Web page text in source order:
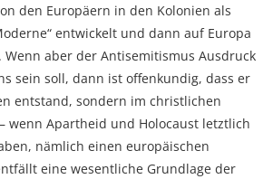
den Europäern in den Kolonien als
entwickelt und dann auf Europa
aber der Antisemitismus Ausdruck
sein soll, dann ist offenkundig, dass er
entstand, sondern im christlichen
wenn Apartheid und Holocaust letztlich
nämlich einen europäischen
eine wesentliche Grundlage der